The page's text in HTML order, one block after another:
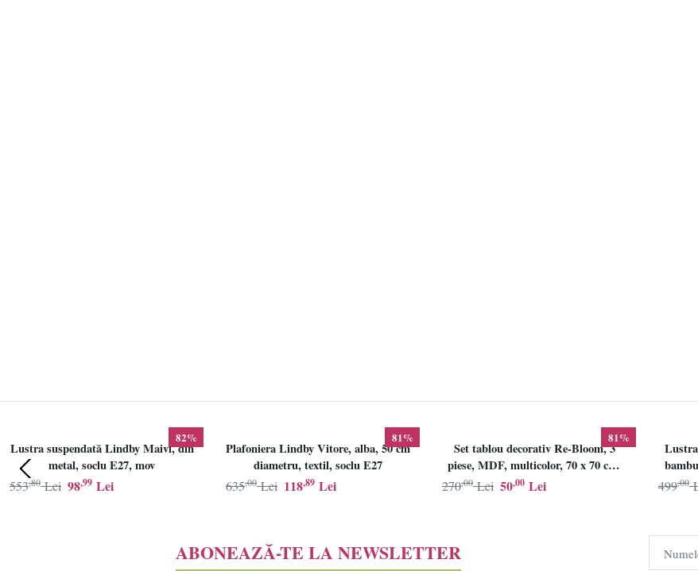
82%
Lustra suspendată Lindby Maivi, din
metal, soclu E27, mov
98,99 Lei
553,80 Lei
81%
Plafoniera Lindby Vitore, alba, 50 cm
diametru, textil, soclu E27
118,89 Lei
635,00 Lei
81%
Set tablou decorativ Re-Bloom, 3
piese, MDF, multicolor, 70 x 70 cm,
Resigilat, Grad B
50,00 Lei
270,00 Lei 499,00
ABONEAZĂ-TE LA NEWSLETTER